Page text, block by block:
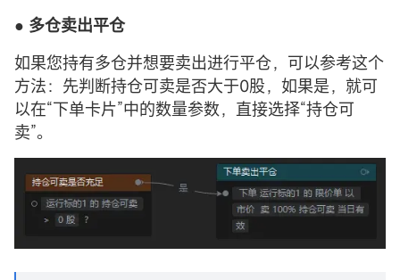
● 多仓卖出平仓
如果您持有多仓并想要卖出进行平仓，可以参考这个
方法：先判断持仓可卖是否大于0股，如果是，就可
以在“下单卡片”中的数量参数，直接选择“持仓可
卖”。